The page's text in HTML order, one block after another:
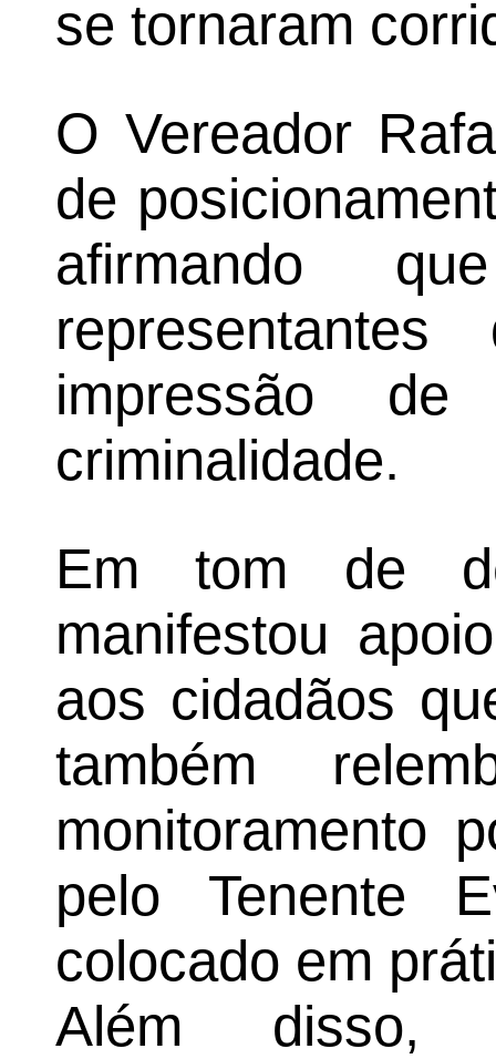
se tornaram
O Vereador
de
afirmando
impressão
criminalidade.
Em tom de
manifestou
aos cidadãos
também
monitoramento
pelo Tenente
colocado em
Além disso,